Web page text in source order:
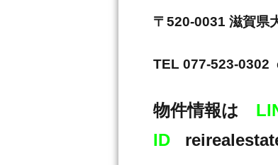
〒520-0031 滋賀県
TEL 077-523-
物件情報は
ID